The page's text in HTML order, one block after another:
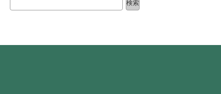
検索